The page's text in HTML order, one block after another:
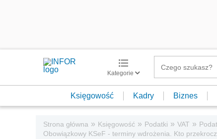
Kategorie
Księgowość Kadry Biznes
Strona główna » Księgowość » Podatki » VAT »
Obowiązkowy KSeF - terminy wdrożenia. Kto